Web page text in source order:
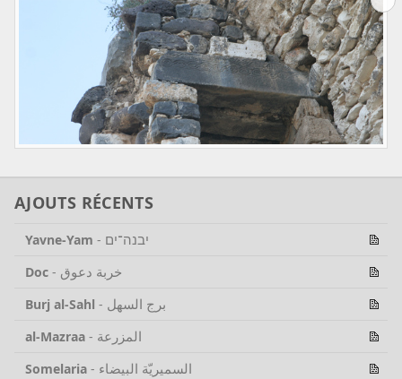
AJOUTS RÉCENTS
Yavne-Yam - יבנה־ים
Doc - خربة دعوق
Burj al-Sahl - برج السهل
al-Mazraa - المزرعة
Somelaria - السميريّة البيضاء